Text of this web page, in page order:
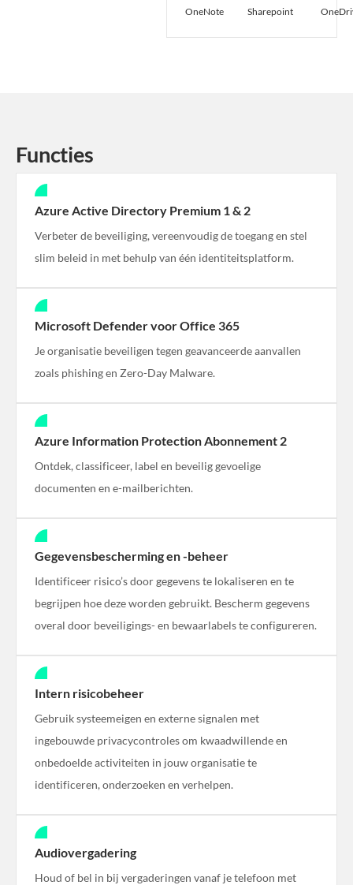
OneNote Sharepoint
Functies
Azure Active Directory Premium 1 & 2
Verbeter de beveiliging, vereenvoudig de toegang en stel
slim beleid in met behulp van één identiteitsplatform.
Microsoft Defender voor Office 365
Je organisatie beveiligen tegen geavanceerde aanvallen
zoals phishing en Zero-Day Malware.
Azure Information Protection Abonnement 2
Ontdek, classificeer, label en beveilig gevoelige
documenten en e-mailberichten.
Gegevensbescherming en -beheer
Identificeer risico’s door gegevens te lokaliseren en te
begrijpen hoe deze worden gebruikt. Bescherm gegevens
overal door beveiligings- en bewaarlabels te configureren.
Intern risicobeheer
Gebruik systeemeigen en externe signalen met
ingebouwde privacycontroles om kwaadwillende en
onbedoelde activiteiten in jouw organisatie te
identificeren, onderzoeken en verhelpen.
Audiovergadering
Houd of bel in bij vergaderingen vanaf je telefoon met